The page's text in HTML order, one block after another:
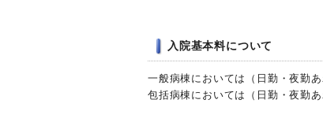
入院基本料について
一般病棟においては（日勤・夜勤
包括病棟においては（日勤・夜勤